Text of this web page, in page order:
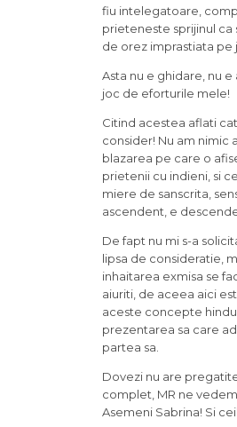
fiu intelegatoare,
prieteneste sprijinul ca
de orez imprastiata pe
Asta nu e ghidare, nu
joc de eforturile mele!
Citind acestea aflati
consider! Nu am nimic
blazarea pe care o
prietenii cu indieni, si
miere de sanscrita,
ascendent, e
De fapt nu mi s-a
lipsa de consideratie,
inhaitarea exmisa se
aiuriti, de aceea aici
aceste concepte
prezentarea sa care
partea sa.
Dovezi nu are
complet, MR ne
Asemeni Sabrina! Si